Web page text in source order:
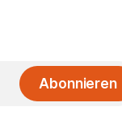
Abonnieren